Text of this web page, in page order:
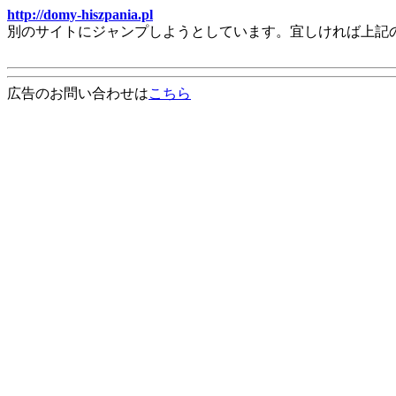
http://domy-hiszpania.pl
別のサイトにジャンプしようとしています。宜しければ上
広告のお問い合わせはこちら